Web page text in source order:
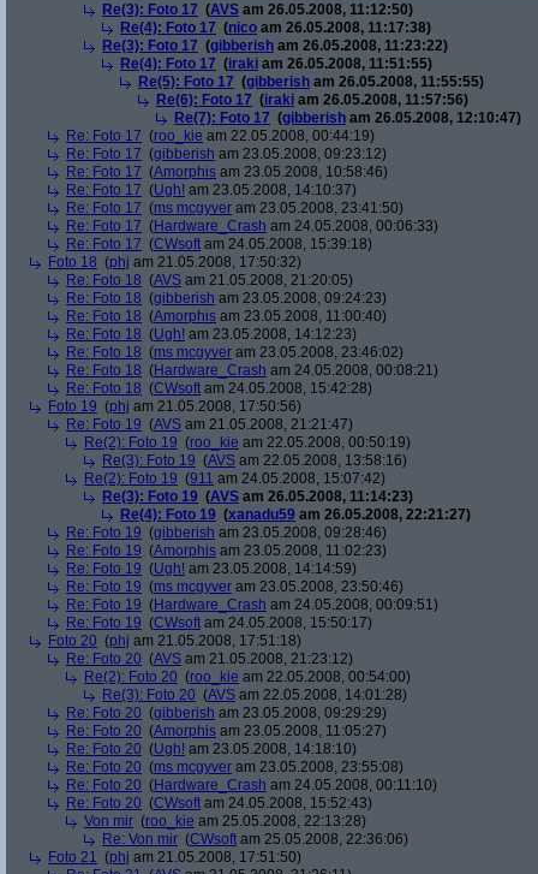
Re(3): Foto 17 (AVS am 26.05.2008, 11:12:50)
Re(4): Foto 17 (nico am 26.05.2008, 11:17:38)
Re(3): Foto 17 (gibberish am 26.05.2008, 11:23:22)
Re(4): Foto 17 (iraki am 26.05.2008, 11:51:55)
Re(5): Foto 17 (gibberish am 26.05.2008, 11:55:55)
Re(6): Foto 17 (iraki am 26.05.2008, 11:57:56)
Re(7): Foto 17 (gibberish am 26.05.2008, 12:10:47)
Re: Foto 17 (roo_kie am 22.05.2008, 00:44:19)
Re: Foto 17 (gibberish am 23.05.2008, 09:23:12)
Re: Foto 17 (Amorphis am 23.05.2008, 10:58:46)
Re: Foto 17 (Ugh! am 23.05.2008, 14:10:37)
Re: Foto 17 (ms mcgyver am 23.05.2008, 23:41:50)
Re: Foto 17 (Hardware_Crash am 24.05.2008, 00:06:33)
Re: Foto 17 (CWsoft am 24.05.2008, 15:39:18)
Foto 18 (phj am 21.05.2008, 17:50:32)
Re: Foto 18 (AVS am 21.05.2008, 21:20:05)
Re: Foto 18 (gibberish am 23.05.2008, 09:24:23)
Re: Foto 18 (Amorphis am 23.05.2008, 11:00:40)
Re: Foto 18 (Ugh! am 23.05.2008, 14:12:23)
Re: Foto 18 (ms mcgyver am 23.05.2008, 23:46:02)
Re: Foto 18 (Hardware_Crash am 24.05.2008, 00:08:21)
Re: Foto 18 (CWsoft am 24.05.2008, 15:42:28)
Foto 19 (phj am 21.05.2008, 17:50:56)
Re: Foto 19 (AVS am 21.05.2008, 21:21:47)
Re(2): Foto 19 (roo_kie am 22.05.2008, 00:50:19)
Re(3): Foto 19 (AVS am 22.05.2008, 13:58:16)
Re(2): Foto 19 (911 am 24.05.2008, 15:07:42)
Re(3): Foto 19 (AVS am 26.05.2008, 11:14:23)
Re(4): Foto 19 (xanadu59 am 26.05.2008, 22:21:27)
Re: Foto 19 (gibberish am 23.05.2008, 09:28:46)
Re: Foto 19 (Amorphis am 23.05.2008, 11:02:23)
Re: Foto 19 (Ugh! am 23.05.2008, 14:14:59)
Re: Foto 19 (ms mcgyver am 23.05.2008, 23:50:46)
Re: Foto 19 (Hardware_Crash am 24.05.2008, 00:09:51)
Re: Foto 19 (CWsoft am 24.05.2008, 15:50:17)
Foto 20 (phj am 21.05.2008, 17:51:18)
Re: Foto 20 (AVS am 21.05.2008, 21:23:12)
Re(2): Foto 20 (roo_kie am 22.05.2008, 00:54:00)
Re(3): Foto 20 (AVS am 22.05.2008, 14:01:28)
Re: Foto 20 (gibberish am 23.05.2008, 09:29:29)
Re: Foto 20 (Amorphis am 23.05.2008, 11:05:27)
Re: Foto 20 (Ugh! am 23.05.2008, 14:18:10)
Re: Foto 20 (ms mcgyver am 23.05.2008, 23:55:08)
Re: Foto 20 (Hardware_Crash am 24.05.2008, 00:11:10)
Re: Foto 20 (CWsoft am 24.05.2008, 15:52:43)
Von mir (roo_kie am 25.05.2008, 22:13:28)
Re: Von mir (CWsoft am 25.05.2008, 22:36:06)
Foto 21 (phj am 21.05.2008, 17:51:50)